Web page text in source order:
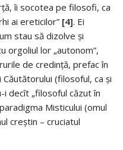
îi socotea pe filosofi, ca
ai ereticilor” [4]. Ei
stau să dizolve şi
orgoliul lor „autonom”,
de credinţă, prefac în
(filosoful, ca şi
i decît „filosoful căzut în
Misticului (omul
creştin – cruciatul